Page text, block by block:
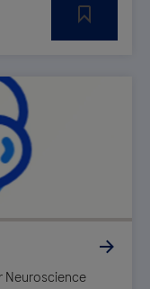
Neuroscience